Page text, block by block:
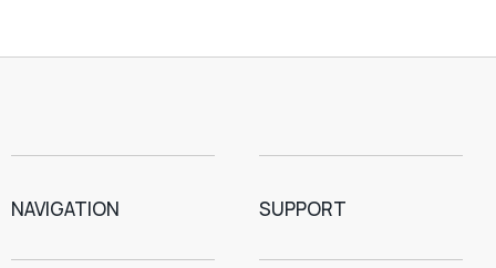
NAVIGATION SUPPORT